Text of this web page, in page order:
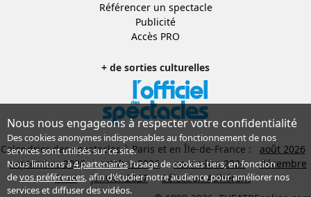
Référencer un spectacle
Publicité
Accès PRO
+ de sorties culturelles
Calendrier des spectacles à Paris et en Île-de-France :
août 2026
septembre 2026
octobre 2026 novembre 2026
décembre
2026
janvier 2027
Sélection Adhérent
Nous nous engageons à respecter votre confidentialité
Des cookies anonymes indispensables au fonctionnement de nos
services sont utilisés sur ce site.
Nous limitons à4 partenairesl’usage de cookies tiers, en fonction
devos préférences, afin d'étudier notre audience pour améliorer nos
services et diffuser des vidéos.